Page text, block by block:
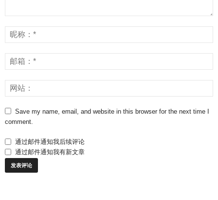
Save my name, email, and website in this browser for the next time I
comment.
通过邮件通知我后续评论
通过邮件通知我有新文章